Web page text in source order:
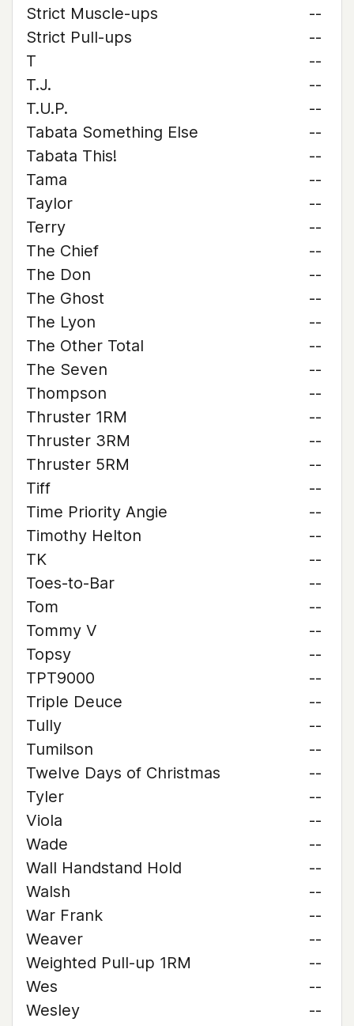
Strict Muscle-ups
--
Strict Pull-ups
--
T
--
T.J.
--
T.U.P.
--
Tabata Something Else
--
Tabata This!
--
Tama
--
Taylor
--
Terry
--
The Chief
--
The Don
--
The Ghost
--
The Lyon
--
The Other Total
--
The Seven
--
Thompson
--
Thruster 1RM
--
Thruster 3RM
--
Thruster 5RM
--
Tiff
--
Time Priority Angie
--
Timothy Helton
--
TK
--
Toes-to-Bar
--
Tom
--
Tommy V
--
Topsy
--
TPT9000
--
Triple Deuce
--
Tully
--
Tumilson
--
Twelve Days of Christmas
--
Tyler
--
Viola
--
Wade
--
Wall Handstand Hold
--
Walsh
--
War Frank
--
Weaver
--
Weighted Pull-up 1RM
--
Wes
--
Wesley
--